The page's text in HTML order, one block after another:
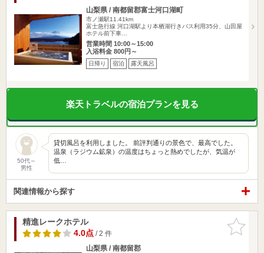
山梨県 / 南都留郡富士河口湖町
市ノ瀬駅11.41km
富士急行線 河口湖駅より本栖湖行きバス利用35分、山田屋
ホテル前下車…
営業時間 10:00～15:00
入浴料金 800円～
日帰り 宿泊 露天風呂
楽天トラベルの宿泊プランを見る
50代～
男性
貸切風呂を利用しました。 前評判通りの景色で、最高でした。
温泉（ラジウム鉱泉）の温度はちょっと熱めでしたが、気温が
低…
関連情報から探す
お気に入
りに追加
精進レークホテル
4.0点/ 2 件
山梨県 / 南都留郡